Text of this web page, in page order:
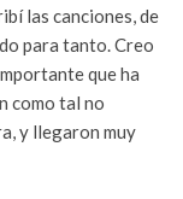
las canciones, de
para tanto. Creo
que ha
como tal no
y llegaron muy